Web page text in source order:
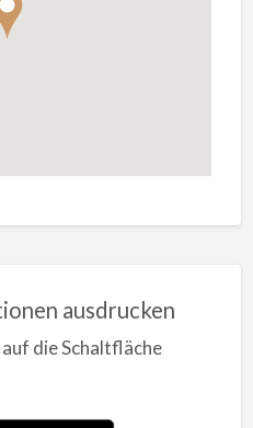
ausdrucken
auf die Schaltfläche